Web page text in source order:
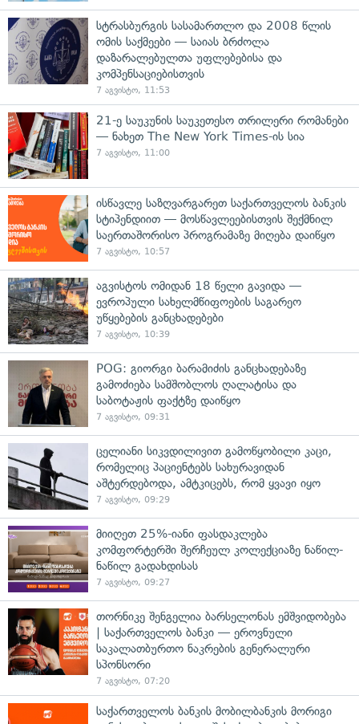
სტრასბურგის სასამართლო და 2008 წლის
ომის საქმეები — საიას ბრძოლა
დაზარალებულთა უფლებებისა და
კომპენსაციებისთვის
7 აგვისტო, 11:53
21-ე საუკუნის საუკეთესო თრილერი რომანები
— ნახეთ The New York Times-ის სია
7 აგვისტო, 11:00
ისწავლე საზღვარგარეთ საქართველოს ბანკის
სტიპენდიით — მოსწავლეებისთვის შექმნილ
საერთაშორისო პროგრამაზე მიღება დაიწყო
7 აგვისტო, 10:57
აგვისტოს ომიდან 18 წელი გავიდა —
ევროპული სახელმწიფოების საგარეო
უწყებების განცხადებები
7 აგვისტო, 10:39
POG: გიორგი ბარამიძის განცხადებაზე
გამოძიება სამშობლოს ღალატისა და
საბოტაჟის ფაქტზე დაიწყო
7 აგვისტო, 09:31
ცელიანი სიკვდილივით გამოწყობილი კაცი,
რომელიც პაციენტებს სახურავიდან
აშტერდებოდა, ამტკიცებს, რომ ყვავი იყო
7 აგვისტო, 09:29
მიიღეთ 25%-იანი ფასდაკლება
კომფორტერში შერჩეულ კოლექციაზე ნაწილ-
ნაწილ გადახდისას
7 აგვისტო, 09:27
თორნიკე შენგელია ბარსელონას ემშვიდობება
| საქართველოს ბანკი — ეროვნული
საკალათბურთო ნაკრების გენერალური
სპონსორი
7 აგვისტო, 07:20
საქართველოს ბანკის მობილბანკის მორიგი